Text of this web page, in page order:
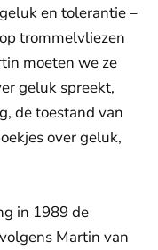
en tolerantie –
trommelvliezen
moeten we ze
geluk spreekt,
de toestand van
over geluk,
in 1989 de
Martin van